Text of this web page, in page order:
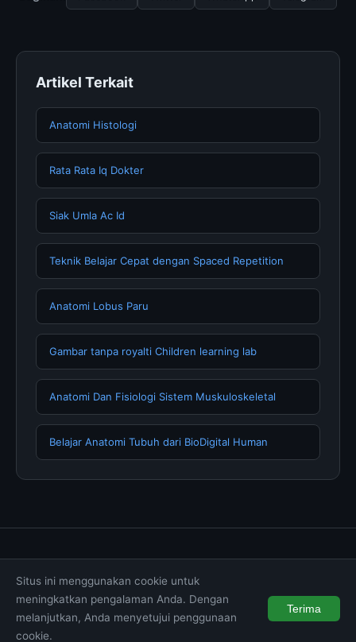
dengan informasi terkini dan terpercaya.
Artikel Terkait
Anatomi Histologi
Rata Rata Iq Dokter
Siak Umla Ac Id
Teknik Belajar Cepat dengan Spaced Repetition
Anatomi Lobus Paru
Gambar tanpa royalti Children learning lab
Anatomi Dan Fisiologi Sistem Muskuloskeletal
Belajar Anatomi Tubuh dari BioDigital Human
Syarat & Ketentuan
© 2026 muktibox.com. All rights reserved.
Situs ini menggunakan cookie untuk
meningkatkan pengalaman Anda. Dengan
melanjutkan, Anda menyetujui penggunaan
cookie.
Terima